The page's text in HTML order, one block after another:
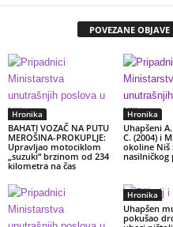
POVEZANE OBJAVE
Hronika
BAHATI VOZAČ NA PUTU
MEROŠINA-PROKUPLJE:
Upravljao motociklom
„suzuki“ brzinom od 234
kilometra na čas
Hronika
Uhapšeni
C. (2004) i
okoline Niš
nasilničkog
Hronika
Uhapšen
pokušao